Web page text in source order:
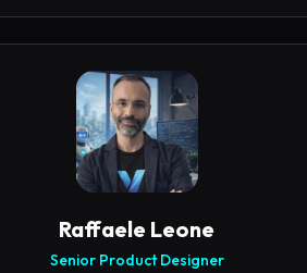
Raffaele Leone
Senior Product Designer